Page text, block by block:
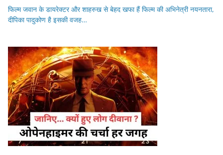
फिल्म जवान के डायरेक्टर और शाहरुख से बेहद खफा हैं फिल्म की अभिनेत्री नयनतारा,
दीपिका पादुकोण है इसकी वजह…